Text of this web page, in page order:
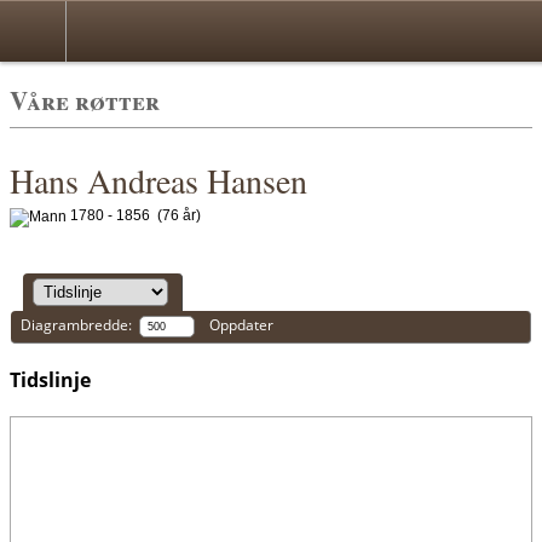
Våre røtter
Hans Andreas Hansen
1780 - 1856 (76 år)
Diagrambredde: Oppdater
Tidslinje